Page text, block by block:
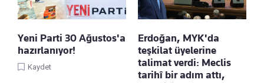
Yeni Parti 30 Ağustos'a
hazırlanıyor!
Kaydet
Erdoğan, MYK'da
teşkilat üyelerine
talimat verdi: Meclis
tarihî bir adım attı,